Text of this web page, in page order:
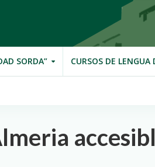
SORDA” CURSOS DE LENGUA